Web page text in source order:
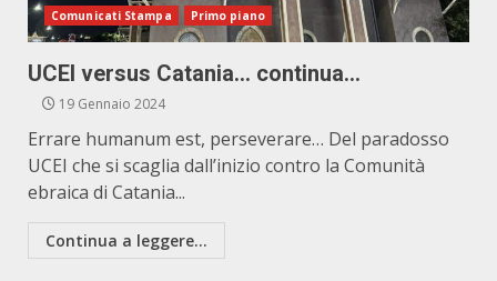
Comunicati Stampa Primo piano
UCEI versus Catania… continua…
19 Gennaio 2024
Errare humanum est, perseverare… Del paradosso
UCEI che si scaglia dall’inizio contro la Comunità
ebraica di Catania...
Continua a leggere...